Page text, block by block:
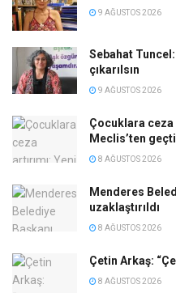
9 AĞUSTOS 2026
Sebahat
çıkarılsın
9 AĞUSTOS 2026
Çocuklara ceza
Meclis’ten geçti
8 AĞUSTOS 2026
Menderes
uzaklaştırıldı
8 AĞUSTOS 2026
Çetin Arkaş:
8 AĞUSTOS 2026